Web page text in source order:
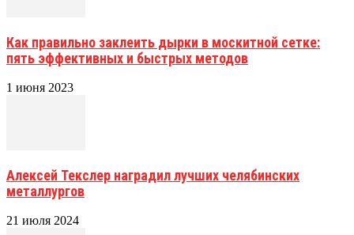
Как правильно заклеить дырки в москитной сетке:
пять эффективных и быстрых методов
1 июня 2023
Алексей Текслер наградил лучших челябинских
металлургов
21 июля 2024